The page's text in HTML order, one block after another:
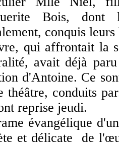
Bois, dont
conquis leurs
qui affrontait la
avait déjà
d'Antoine. Ce
théâtre, conduits
reprise jeudi.
évangélique
et délicate de